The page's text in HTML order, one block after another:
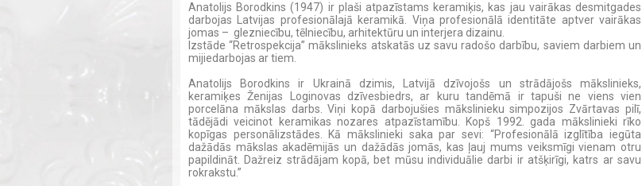
Anatolijs Borodkins (1947) ir plaši atpazīstams keramiķis, kas jau vairākas desmitgades
darbojas Latvijas profesionālajā keramikā. Viņa profesionālā identitāte aptver vairākas
jomas – glezniecību, tēlniecību, arhitektūru un interjera dizainu.
Izstāde “Retrospekcija” mākslinieks atskatās uz savu radošo darbību, saviem darbiem un
mijiedarbojas ar tiem.
Anatolijs Borodkins ir Ukrainā dzimis, Latvijā dzīvojošs un strādājošs mākslinieks,
keramiķes Ženijas Loginovas dzīvesbiedrs, ar kuru tandēmā ir tapuši ne viens vien
porcelāna mākslas darbs. Viņi kopā darbojušies mākslinieku simpozijos Zvārtavas pilī,
tādējādi veicinot keramikas nozares atpazīstamību. Kopš 1992. gada mākslinieki rīko
kopīgas personālizstādes. Kā mākslinieki saka par sevi: “Profesionālā izglītība iegūta
dažādās mākslas akadēmijās un dažādās jomās, kas ļauj mums veiksmīgi vienam otru
papildināt. Dažreiz strādājam kopā, bet mūsu individuālie darbi ir atšķirīgi, katrs ar savu
rokrakstu.”